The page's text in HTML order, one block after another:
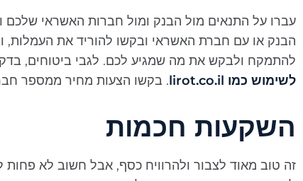
עברו על התנאים מול הבנק ומול חברות האשראי
הבנק או עם חברת האשראי ובקשו להוריד את
להתמקח ולבקש את מה שמגיע לכם. לגבי ביטוחים, בדקו
לשימוש כמו lirot.co.il
. בקשו הצעות מחיר ממספר
השקעות חכמות
זה טוב מאוד לצבור ולהרוויח כסף, אבל חשוב לא